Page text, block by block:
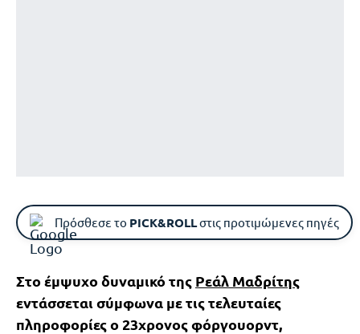
Πρόσθεσε το PICK&ROLLστις προτιμώμενες πηγές
Στο έμψυχο δυναμικό της Ρεάλ Μαδρίτης
εντάσσεται σύμφωνα με τις τελευταίες
πληροφορίες ο 23χρονος φόργουορντ,